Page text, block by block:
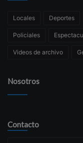
Locales Deportes
Policiales
Videos de archivo
Nosotros
Contacto